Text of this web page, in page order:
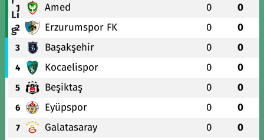
1 Amed 0 0
2 Erzurumspor FK 0 0
3 Başakşehir 0 0
4 Kocaelispor 0 0
5 Beşiktaş 0 0
6 Eyüpspor 0 0
7 Galatasaray 0 0